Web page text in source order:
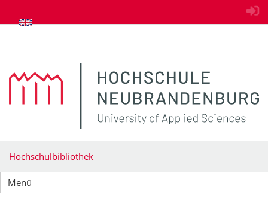
zum Inhalt springen
Hochschulbibliothek
Menü